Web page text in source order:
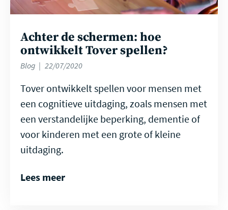
Achter de schermen: hoe
ontwikkelt Tover spellen?
Blog 22/07/2020
Tover ontwikkelt spellen voor mensen met
een cognitieve uitdaging, zoals mensen met
een verstandelijke beperking, dementie of
voor kinderen met een grote of kleine
uitdaging.
Lees meer